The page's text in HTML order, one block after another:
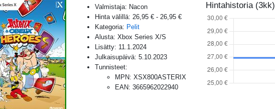
Valmistaja: Nacon
Hinta välillä: 26,95 € - 26,95 €
Kategoria: Pelit
Alusta: Xbox Series X/S
Lisätty: 11.1.2024
Julkaisupäivä: 5.10.2023
Tunnisteet:
MPN: XSX800ASTERIX
EAN: 3665962022940
Hintahistoria (3kk)